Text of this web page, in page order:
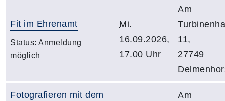
Fit im Ehrenamt
Status: Anmeldung
möglich
Mi.
16.09.2026,
17.00 Uhr
Am
11,
27749
Fotografieren mit dem
Am